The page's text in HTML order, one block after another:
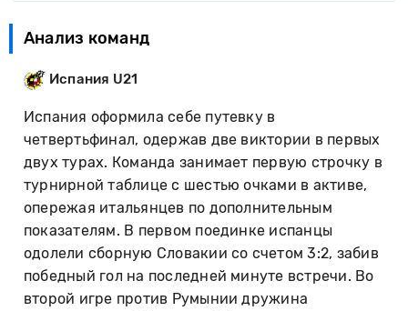
Анализ команд
Испания U21
Испания оформила себе путевку в
четвертьфинал, одержав две виктории в первых
двух турах. Команда занимает первую строчку в
турнирной таблице с шестью очками в активе,
опережая итальянцев по дополнительным
показателям. В первом поединке испанцы
одолели сборную Словакии со счетом 3:2, забив
победный гол на последней минуте встречи. Во
второй игре против Румынии дружина